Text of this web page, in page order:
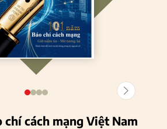
chí cách mạng Việt Nam